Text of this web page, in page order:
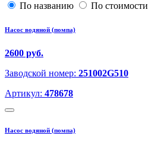
По названию
По стоимости
Насос водяной (помпа)
2600 руб.
Заводской номер: 251002G510
Артикул: 478678
Насос водяной (помпа)